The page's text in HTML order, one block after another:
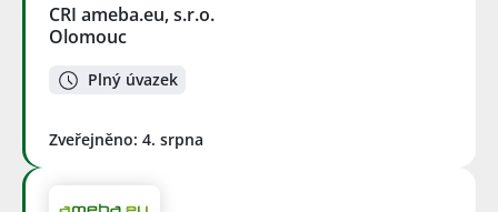
CRI ameba.eu, s.r.o.
Olomouc
Plný úvazek
Zveřejněno: 4. srpna